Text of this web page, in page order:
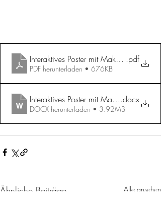
Interaktives Poster mit MakeyMakey
.pdf
PDF herunterladen • 676KB
Interaktives Poster mit MakeyMakey
.docx
DOCX herunterladen • 3.92MB
Ähnliche Beiträge Alle ansehen